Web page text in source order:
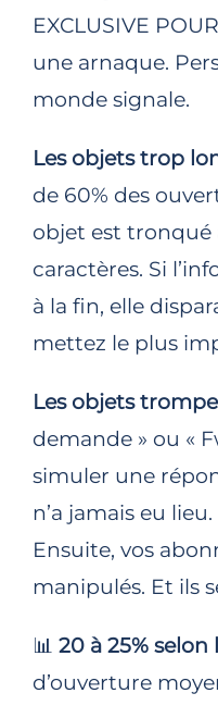
EXCLUSIVE
une arnaque.
monde signale.
Les objets trop
de 60% des
objet est tronqué
caractères. Si
à la fin, elle
mettez le plus
Les objets
demande » ou «
simuler une
n’a jamais eu
Ensuite, vos
manipulés. Et ils
📊 20 à 25% selon
d’ouverture